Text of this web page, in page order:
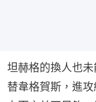
坦赫格的換人也
替韋格賀斯，進